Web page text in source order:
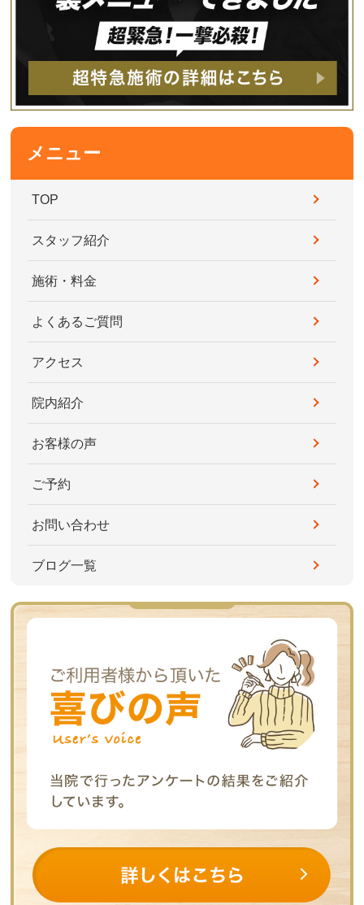
メニュー
TOP
スタッフ紹介
施術・料金
よくあるご質問
アクセス
院内紹介
お客様の声
ご予約
お問い合わせ
ブログ一覧